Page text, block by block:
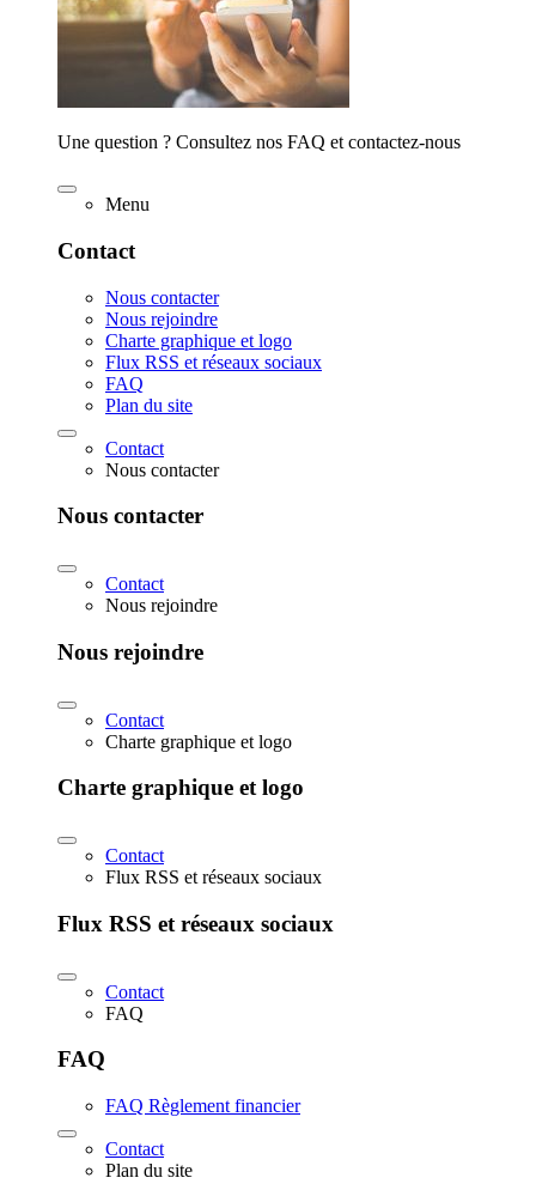
Une question ? Consultez nos FAQ et contactez-nous
Menu
Contact
Nous contacter
Nous rejoindre
Charte graphique et logo
Flux RSS et réseaux sociaux
FAQ
Plan du site
Contact
Nous contacter
Nous contacter
Contact
Nous rejoindre
Nous rejoindre
Contact
Charte graphique et logo
Charte graphique et logo
Contact
Flux RSS et réseaux sociaux
Flux RSS et réseaux sociaux
Contact
FAQ
FAQ
FAQ Règlement financier
Contact
Plan du site